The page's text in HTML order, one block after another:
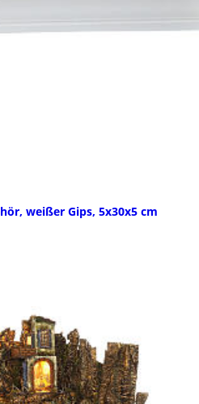
weißer Gips, 5x30x5 cm